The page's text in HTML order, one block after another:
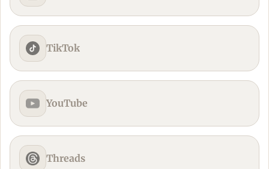
TikTok
YouTube
Threads